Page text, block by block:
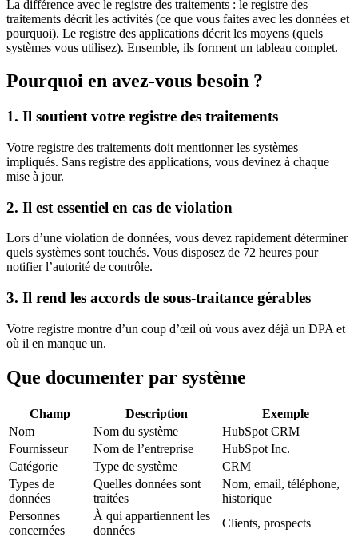
La différence avec le registre des traitements : le registre des
traitements décrit les activités (ce que vous faites avec les données et
pourquoi). Le registre des applications décrit les moyens (quels
systèmes vous utilisez). Ensemble, ils forment un tableau complet.
Pourquoi en avez-vous besoin ?
1. Il soutient votre registre des traitements
Votre registre des traitements doit mentionner les systèmes
impliqués. Sans registre des applications, vous devinez à chaque
mise à jour.
2. Il est essentiel en cas de violation
Lors d’une violation de données, vous devez rapidement déterminer
quels systèmes sont touchés. Vous disposez de 72 heures pour
notifier l’autorité de contrôle.
3. Il rend les accords de sous-traitance gérables
Votre registre montre d’un coup d’œil où vous avez déjà un DPA et
où il en manque un.
Que documenter par système
Champ Description
Exemple
Nom
Nom du système
HubSpot CRM
Fournisseur
Nom de l’entreprise
HubSpot Inc.
Catégorie
Type de système
CRM
Types de
données
Quelles données sont
traitées
Nom, email, téléphone,
historique
Personnes
concernées
À qui appartiennent les
données
Clients, prospects